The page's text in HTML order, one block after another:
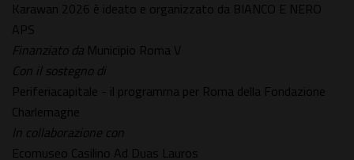
Karawan 2026 è ideato e organizzato da BIANCO E NERO
APS
Finanziato da Municipio Roma V
Con il sostegno di
Periferiacapitale - il programma per Roma della Fondazione
Charlemagne
In collaborazione con
Ecomuseo Casilino Ad Duas Lauros